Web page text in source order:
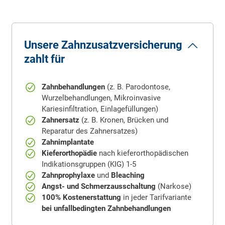
Unsere Zahn­zusatz­versicherung
zahlt für
Zahnbehandlungen (z. B. Parodontose,
Wurzelbehandlungen, Mikroinvasive
Kariesinfiltration, Einlagefüllungen)
Zahnersatz (z. B. Kronen, Brücken und
Reparatur des Zahnersatzes)
Zahnimplantate
Kieferorthopädie nach kiefer­ortho­pä­dischen
Indikations­gruppen (KIG) 1-5
Zahnprophylaxe und Bleaching
Angst- und Schmerzausschaltung (Narkose)
100% Kostenerstattung in jeder Tarifvariante
bei unfallbedingten Zahnbehandlungen